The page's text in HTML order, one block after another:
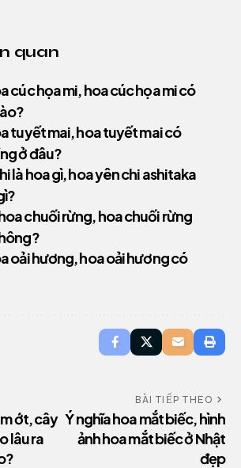
quan
cúc họa mi, hoa cúc họa mi có
tuyết mai, hoa tuyết mai có
ở đâu?
là hoa gì, hoa yên chi ashitaka
chuối rừng, hoa chuối rừng
oải hương, hoa oải hương có
ớt, cây
lâu ra
BÀI TIẾP THEO
Ý nghĩa hoa mắt biếc, hình
ảnh hoa mắt biếc ở Nhật
đẹp